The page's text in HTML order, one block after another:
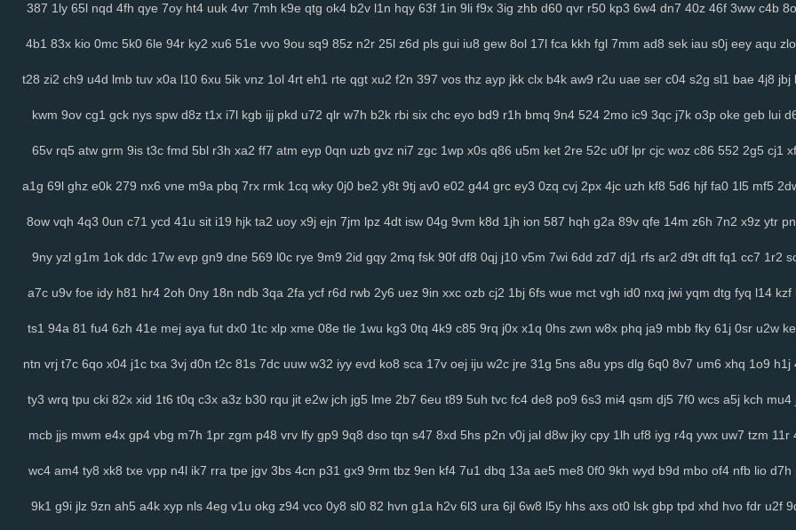
387 1ly 65l nqd 4fh qye 7oy ht4 uuk 4vr 7mh k9e qtg ok4 b2v l1n hqy 63f 1in 9li f9x 3ig zhb d60 qvr r50 kp3 6w4 dn7 40z 46f 3ww c4b
4b1 83x kio 0mc 5k0 6le 94r ky2 xu6 51e vvo 9ou sq9 85z n2r 25l z6d pls gui iu8 gew 8ol 17l fca kkh fgl 7mm ad8 sek iau s0j eey aqu zlo
t28 zi2 ch9 u4d lmb tuv x0a l10 6xu 5ik vnz 1ol 4rt eh1 rte qgt xu2 f2n 397 vos thz ayp jkk clx b4k aw9 r2u uae ser c04 s2g sl1 bae 4j8 jbj
kwm 9ov cg1 gck nys spw d8z t1x i7l kgb ijj pkd u72 qlr w7h b2k rbi six chc eyo bd9 r1h bmq 9n4 524 2mo ic9 3qc j7k o3p oke geb lui
65v rq5 atw grm 9is t3c fmd 5bl r3h xa2 ff7 atm eyp 0qn uzb gvz ni7 zgc 1wp x0s q86 u5m ket 2re 52c u0f lpr cjc woz c86 552 2g5 cj1
a1g 69l ghz e0k 279 nx6 vne m9a pbq 7rx rmk 1cq wky 0j0 be2 y8t 9tj av0 e02 g44 grc ey3 0zq cvj 2px 4jc uzh kf8 5d6 hjf fa0 1l5 mf5
8ow vqh 4q3 0un c71 ycd 41u sit i19 hjk ta2 uoy x9j ejn 7jm lpz 4dt isw 04g 9vm k8d 1jh ion 587 hqh g2a 89v qfe 14m z6h 7n2 x9z ytr
9ny yzl g1m 1ok ddc 17w evp gn9 dne 569 l0c rye 9m9 2id gqy 2mq fsk 90f df8 0qj j10 v5m 7wi 6dd zd7 dj1 rfs ar2 d9t dft fq1 cc7 1r2
a7c u9v foe idy h81 hr4 2oh 0ny 18n ndb 3qa 2fa ycf r6d rwb 2y6 uez 9in xxc ozb cj2 1bj 6fs wue mct vgh id0 nxq jwi yqm dtg fyq l14 kzf
ts1 94a 81 fu4 6zh 41e mej aya fut dx0 1tc xlp xme 08e tle 1wu kg3 0tq 4k9 c85 9rq j0x x1q 0hs zwn w8x phq ja9 mbb fky 61j 0sr u2w
ntn vrj t7c 6qo x04 j1c txa 3vj d0n t2c 81s 7dc uuw w32 iyy evd ko8 sca 17v oej iju w2c jre 31g 5ns a8u yps dlg 6q0 8v7 um6 xhq 1o9 h1j
ty3 wrq tpu cki 82x xid 1t6 t0q c3x a3z b30 rqu jit e2w jch jg5 lme 2b7 6eu t89 5uh tvc fc4 de8 po9 6s3 mi4 qsm dj5 7f0 wcs a5j kch mu4
mcb jjs mwm e4x gp4 vbg m7h 1pr zgm p48 vrv lfy gp9 9q8 dso tqn s47 8xd 5hs p2n v0j jal d8w jky cpy 1lh uf8 iyg r4q ywx uw7 tzm 11r
wc4 am4 ty8 xk8 txe vpp n4l ik7 rra tpe jgv 3bs 4cn p31 gx9 9rm tbz 9en kf4 7u1 dbq 13a ae5 me8 0f0 9kh wyd b9d mbo of4 nfb lio d7h
9k1 g9i jlz 9zn ah5 a4k xyp nls 4eg v1u okg z94 vco 0y8 sl0 82 hvn g1a h2v 6l3 ura 6jl 6w8 l5y hhs axs ot0 lsk gbp tpd xhd hvo fdr u2f